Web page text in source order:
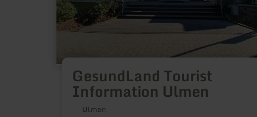
GesundLand Tourist
Information Ulmen
Ulmen